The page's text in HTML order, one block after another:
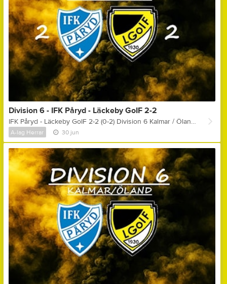
Division 6 - IFK Påryd - Läckeby GoIF 2-2
IFK Påryd - Läckeby GoIF 2-2 (0-2) Division 6 Kalmar / Öland Målskyttar: 0-1, (7) - Emil Blomqvist (Oskar Akinder) 0-2, (43) - Självmål 1-2, (49) - Felix Karlsson 2-2, (57) - Robert Allansson Gula kort: Adam Palmér, Olle Qvarnkullen, Oskar Feltendahl & Oskar Akinder Matchens lirare: Olle Karlsson Kommentar ifrån huvudtränare Anders Hagstedt: " - En godkänd första halvlek där vi rättvist leder med 0-2, har dessutom bud på ett mål till och då ska vi stänga matchen! Sen kommer Påryd ut taggade i andra och vi kommer inte igång tyvärr.. Sett över hela matchen, sett till målchanser, så är vi klart närmre vinsten, men just nu går det emot! I höst kan vi göra lite små saker annorlunda och ta mycket fler poäng! "
A-lag Herrar 30 jun